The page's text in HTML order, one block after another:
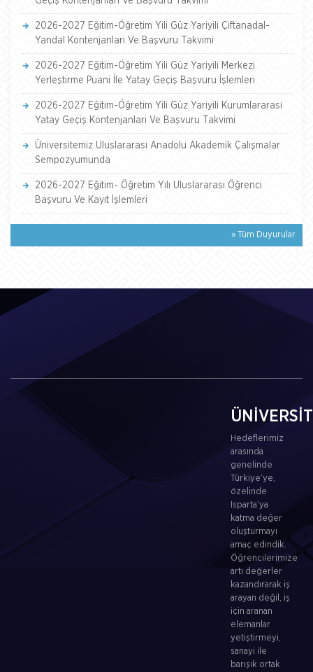
2026-2027 Eğitim-Öğretim Yili Güz Yariyili Çiftanadal-
Yandal Kontenjanlari Ve Başvuru Takvimi
2026-2027 Eğitim-Öğretim Yili Güz Yariyili Merkezi
Yerleştirme Puani İle Yatay Geçiş Başvuru İşlemleri
2026-2027 Eğitim-Öğretim Yili Güz Yariyili Kurumlararasi
Yatay Geçiş Kontenjanlari Ve Başvuru Takvimi
Üniversitemiz Uluslararası Anadolu Akademik Çalışmalar
Sempozyumunda
2026-2027 Eğitim- Öğretim Yılı Uluslararası Öğrenci
Başvuru Ve Kayıt İşlemleri
» Tüm Duyurular
Hedeflerimiz
arasında
genelinde
Türkiye’ye,
özelinde
Isparta’ya
katma değer
oluşturmayı
amaç edindik.
Öğrencilerimize
artı değerler
kazandırarak iş
arayan değil, iş
için aranan
elemanlar
yetiştirmeyi,
sanayi ile
barışık ortak